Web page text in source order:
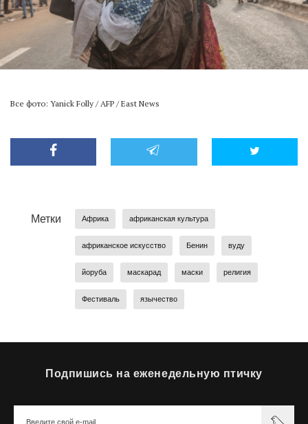
Все фото: Yanick Folly / AFP / East News
Метки Африка африканская культура
африканское искусство Бенин вуду
йоруба маскарад маски религия
Фестиваль язычество
Подпишись на еженедельную птичку